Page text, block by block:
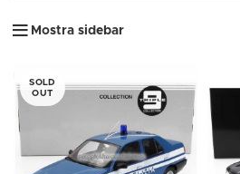
Mostra sidebar
SOLD
OUT